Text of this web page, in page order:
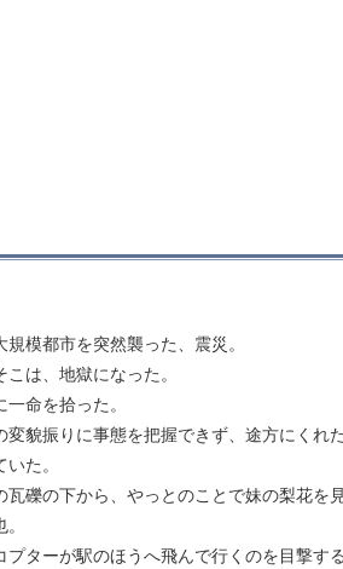
模都市を突然襲った、震災。
は、地獄になった。
命を拾った。
変貌振りに事態を把握できず、途方にくれ
た。
瓦礫の下から、やっとのことで妹の梨花を
プターが駅のほうへ飛んで行くのを目撃す